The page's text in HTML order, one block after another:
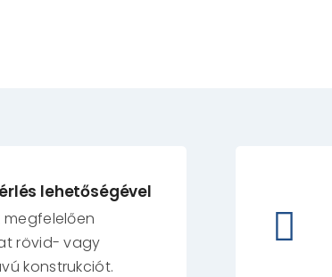
lehetőségével
megfelelően
rövid- vagy
konstrukciót.